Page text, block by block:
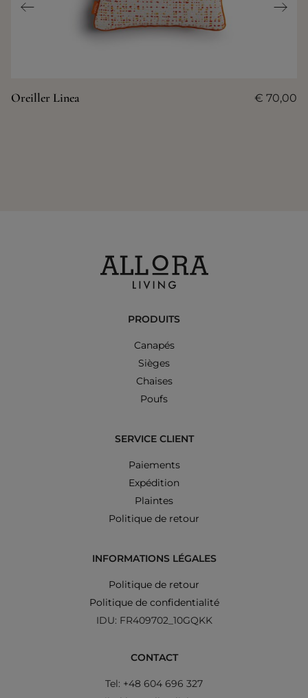
Oreiller Linea € 70,00
PRODUITS
Canapés
Sièges
Chaises
Poufs
SERVICE CLIENT
Paiements
Expédition
Plaintes
Politique de retour
INFORMATIONS LÉGALES
Politique de retour
Politique de confidentialité
IDU: FR409702_10GQKK
CONTACT
Tel: +48 604 696 327